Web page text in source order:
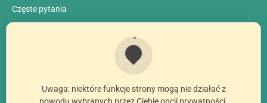
Сzęste pytania
Uwaga: niektóre funkcje strony mogą nie działać z